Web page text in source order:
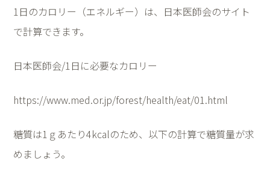
1日のカロリー（エネルギー）は、日本医師会のサイト
で計算できます。
日本医師会/1日に必要なカロリー
https://www.med.or.jp/forest/health/eat/01.html
糖質は1 ｇあたり4kcalのため、以下の計算で糖質量が求
めましょう。